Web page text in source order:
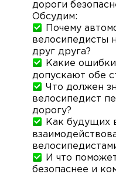
дороги
Обсудим:
Почему
велосипедисты
друг друга?
Какие
допускают обе
Что должен
велосипедист
дорогу?
Как будущих
И что
безопаснее и